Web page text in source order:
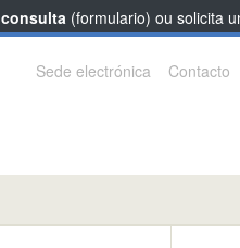
Sede electrónica Contacto
consulta(formulario) ou solicita